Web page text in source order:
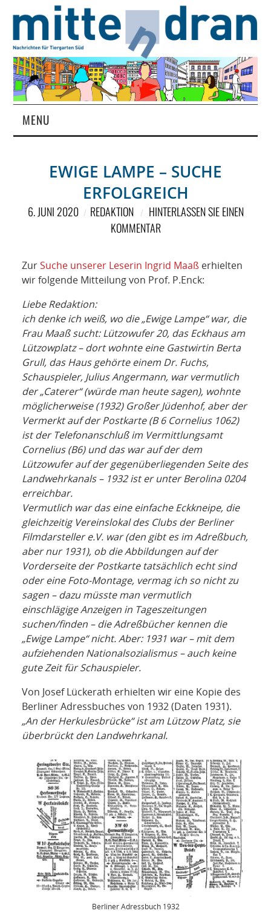
MENU
MAGAZIN
ÜBER UNS
NETZWERK
SPONSORING
KONTAKT
EWIGE LAMPE – SUCHE
ERFOLGREICH
6. JUNI 2020 REDAKTION
HINTERLASSEN SIE EINEN
KOMMENTAR
ZurSuche unserer Leserin Ingrid Maaß erhielten
wir folgende Mitteilung von Prof. P.Enck:
Liebe Redaktion:
ich denke ich weiß, wo die „Ewige Lampe“ war, die
Frau Maaß sucht: Lützowufer 20, das Eckhaus am
Lützowplatz – dort wohnte eine Gastwirtin Berta
Grull, das Haus gehörte einem Dr. Fuchs,
Schauspieler, Julius Angermann, war vermutlich
der „Caterer“ (würde man heute sagen), wohnte
möglicherweise (1932) Großer Jüdenhof, aber der
Vermerkt auf der Postkarte (B 6 Cornelius 1062)
ist der Telefonanschluß im Vermittlungsamt
Cornelius (B6) und das war auf der dem
Lützowufer auf der gegenüberliegenden Seite des
Landwehrkanals – 1932 ist er unter Berolina 0204
erreichbar.
Vermutlich war das eine einfache Eckkneipe, die
gleichzeitig Vereinslokal des Clubs der Berliner
Filmdarsteller e.V. war (den gibt es im Adreßbuch,
aber nur 1931), ob die Abbildungen auf der
Vorderseite der Postkarte tatsächlich echt sind
oder eine Foto-Montage, vermag ich so nicht zu
sagen – dazu müsste man vermutlich
einschlägige Anzeigen in Tageszeitungen
suchen/finden – die Adreßbücher kennen die
„Ewige Lampe“ nicht. Aber: 1931 war – mit dem
aufziehenden Nationalsozialismus – auch keine
gute Zeit für Schauspieler.
Von Josef Lückerath erhielten wir eine Kopie des
Berliner Adressbuches von 1932 (Daten 1931).
„An der Herkulesbrücke“ ist am Lützow Platz, sie
überbrückt den Landwehrkanal.
Berliner Adressbuch 1932